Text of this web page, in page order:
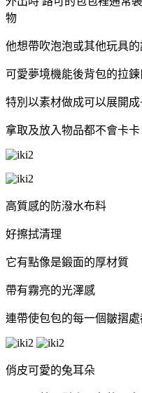
物
他想帶吹泡泡或其他玩具的
可愛夢境機能後背包的拉鍊
特別以素材做成可以展開
拿取及放入物品都不會卡卡
高質感的防潑水布料
好擦拭清理
它有點像是鍛面的厚材質
帶有霧亮的光澤感
連帶使包包的每一個皺摺
俏皮可愛的兔耳朵